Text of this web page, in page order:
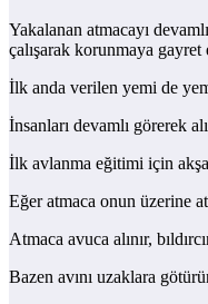
Yakalanan atmacayı
çalışarak korunmaya gayret
İlk anda verilen yemi de
İnsanları devamlı görerek
İlk avlanma eğitimi için
Eğer atmaca onun üzerine
Atmaca avuca alınır,
Bazen avını uzaklara